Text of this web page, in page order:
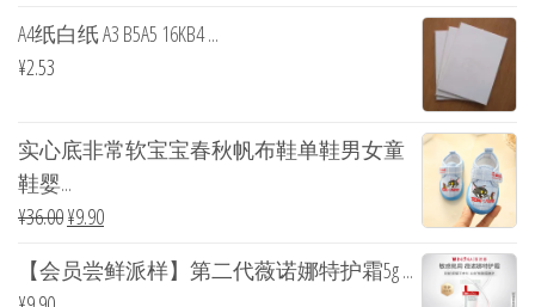
A4纸白纸 A3 B5A5 16KB4 ...
¥2.53
实心底非常软宝宝春秋帆布鞋单鞋男女童
鞋婴...
¥36.00¥9.90
【会员尝鲜派样】第二代薇诺娜特护霜5g ...